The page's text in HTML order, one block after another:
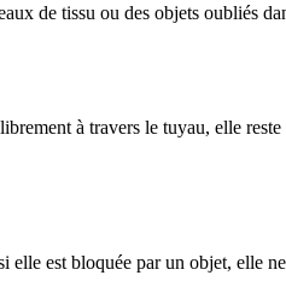
de tissu ou des objets oubliés
à travers le tuyau, elle
est bloquée par un objet, elle